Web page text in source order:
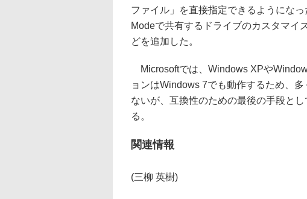
ファイル」を直接指定できるようにな
Modeで共有するドライブのカスタマイ
どを追加した。
Microsoftでは、Windows XPや
ョンはWindows 7でも動作するため、
ないが、互換性のための最後の手段と
る。
関連情報
(三柳 英樹)